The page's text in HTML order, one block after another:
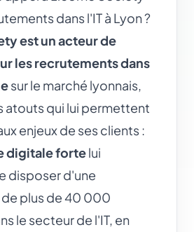
dans l'IT à Lyon ?
est un acteur de
les recrutements dans
sur le marché lyonnais,
atouts qui lui permettent
enjeux de ses clients :
digitale fortelui
disposer d'une
plus de 40 000
le secteur de l'IT, en